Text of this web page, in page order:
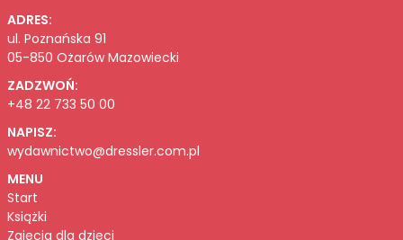
ADRES:
ul. Poznańska 91
05-850 Ożarów Mazowiecki
ZADZWOŃ:
+48 22 733 50 00
NAPISZ:
wydawnictwo@dressler.com.pl
MENU
Start
Książki
Zajęcia dla dzieci